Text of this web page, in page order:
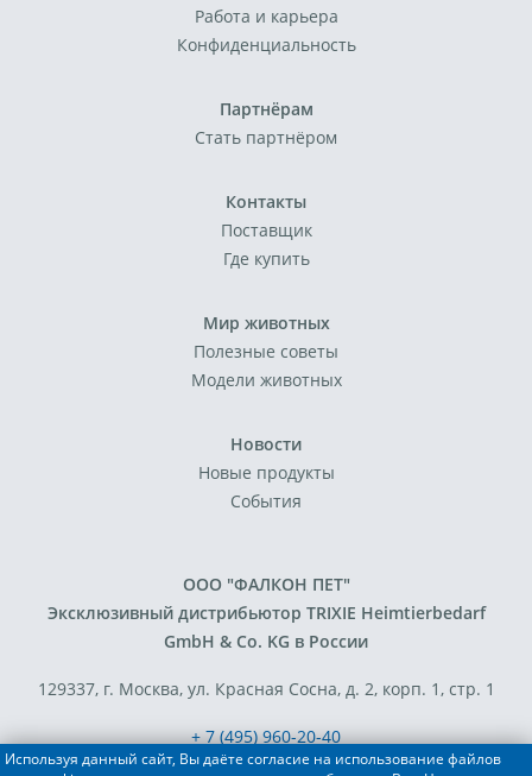
Работа и карьера
Конфиденциальность
Партнёрам
Стать партнёром
Контакты
Поставщик
Где купить
Мир животных
Полезные советы
Модели животных
Новости
Новые продукты
События
ООО "ФАЛКОН ПЕТ"
Эксклюзивный дистрибьютор TRIXIE Heimtierbedarf
GmbH & Co. KG в России
129337, г. Москва, ул. Красная Сосна, д. 2, корп. 1, стр. 1
+ 7 (495) 960-20-40
+ 7 (495) 122-25-18
Используя данный сайт, Вы даёте согласие на использование файлов